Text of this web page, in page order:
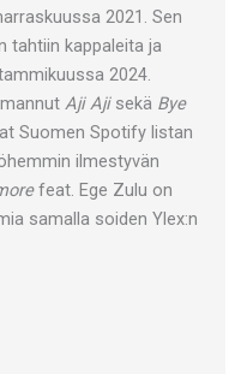
2021. Sen
tahtiin kappaleita ja
2024.
Aji Ajisekä Bye
Suomen Spotify listan
ilmestyvän
feat. Ege Zulu on
samalla soiden Ylex:n